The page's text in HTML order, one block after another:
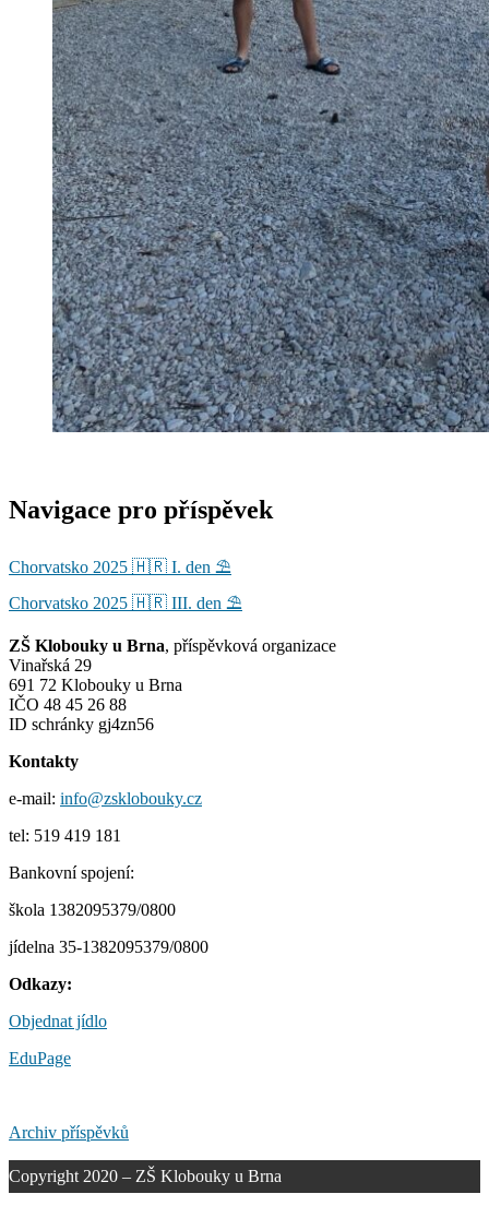
Navigace pro příspěvek
Chorvatsko 2025 🇭🇷 I. den ⛱️
Chorvatsko 2025 🇭🇷 III. den ⛱️
ZŠ Klobouky u Brna, příspěvková organizace
Vinařská 29
691 72 Klobouky u Brna
IČO 48 45 26 88
ID schránky gj4zn56
Kontakty
e-mail: info@zsklobouky.cz
tel: 519 419 181
Bankovní spojení:
škola 1382095379/0800
jídelna 35-1382095379/0800
Odkazy:
Objednat jídlo
EduPage
Archiv příspěvků
Copyright 2020 – ZŠ Klobouky u Brna